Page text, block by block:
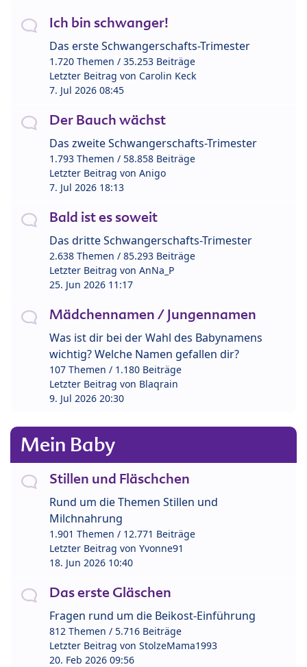
Ich bin schwanger!
Das erste Schwangerschafts-Trimester
1.720 Themen / 35.253 Beiträge
Letzter Beitrag von Carolin Keck
7. Jul 2026 08:45
Der Bauch wächst
Das zweite Schwangerschafts-Trimester
1.793 Themen / 58.858 Beiträge
Letzter Beitrag von Anigo
7. Jul 2026 18:13
Bald ist es soweit
Das dritte Schwangerschafts-Trimester
2.638 Themen / 85.293 Beiträge
Letzter Beitrag von AnNa_P
25. Jun 2026 11:17
Mädchennamen / Jungennamen
Was ist dir bei der Wahl des Babynamens
wichtig? Welche Namen gefallen dir?
107 Themen / 1.180 Beiträge
Letzter Beitrag von Blaqrain
9. Jul 2026 20:30
Mein Baby
Stillen und Fläschchen
Rund um die Themen Stillen und
Milchnahrung
1.901 Themen / 12.771 Beiträge
Letzter Beitrag von Yvonne91
18. Jun 2026 10:40
Das erste Gläschen
Fragen rund um die Beikost-Einführung
812 Themen / 5.716 Beiträge
Letzter Beitrag von StolzeMama1993
20. Feb 2026 09:56